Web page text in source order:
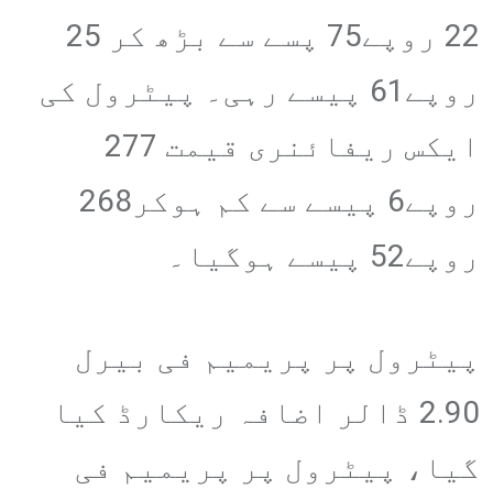
22 روپے75 پسے سے بڑھ کر 25
روپے61 پیسے رہی۔ پیٹرول کی
ایکس ریفائنری قیمت 277
روپے6 پیسے سے کم ہوکر268
روپے52 پیسے ہوگیا۔
پیٹرول پر پریمیم فی بیرل
2.90 ڈالر اضافہ ریکارڈ کیا
گیا، پیٹرول پر پریمیم فی